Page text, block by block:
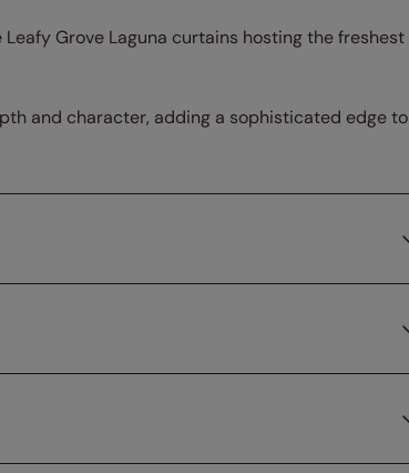
Grove Laguna curtains hosting the freshest
and character, adding a sophisticated edge to